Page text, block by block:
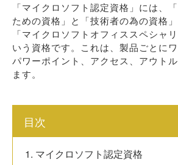
「マイクロソフト認定資格」には、
ための資格」と「技術者の為の資格
「マイクロソフトオフィススペシャ
いう資格です。これは、製品ごとにワ
パワーポイント、アクセス、アウト
ます。
目次
1. マイクロソフト認定資格